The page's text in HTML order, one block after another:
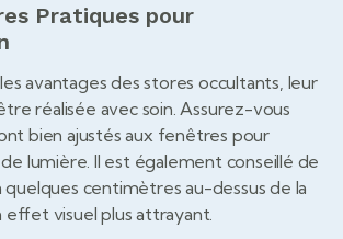
Pratiques pour
avantages des stores occultants, leur
réalisée avec soin. Assurez-vous
bien ajustés aux fenêtres pour
lumière. Il est également conseillé de
quelques centimètres au-dessus de la
visuel plus attrayant.